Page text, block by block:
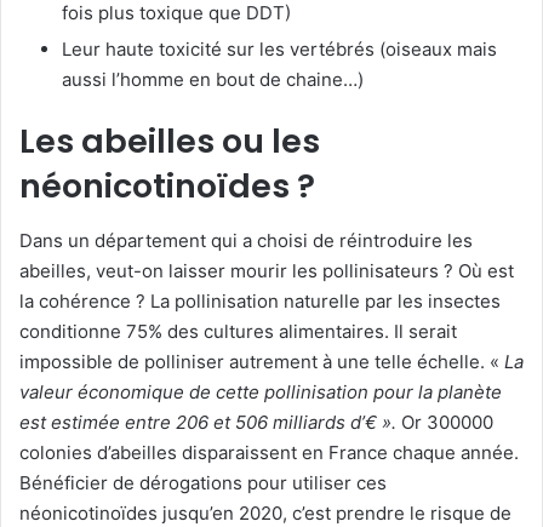
fois plus toxique que DDT)
Leur haute toxicité sur les vertébrés (oiseaux mais
aussi l’homme en bout de chaine…)
Les abeilles ou les
néonicotinoïdes ?
Dans un département qui a choisi de réintroduire les
abeilles, veut-on laisser mourir les pollinisateurs ? Où est
la cohérence ? La pollinisation naturelle par les insectes
conditionne 75% des cultures alimentaires. Il serait
impossible de polliniser autrement à une telle échelle. « La
valeur économique de cette pollinisation pour la planète
est estimée entre 206 et 506 milliards d’€ ». Or 300000
colonies d’abeilles disparaissent en France chaque année.
Bénéficier de dérogations pour utiliser ces
néonicotinoïdes jusqu’en 2020, c’est prendre le risque de